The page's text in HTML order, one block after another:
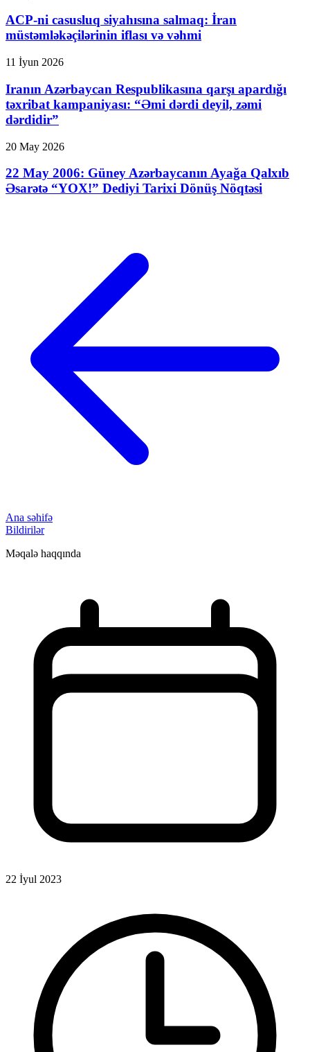
ACP-ni casusluq siyahısına salmaq: İran
müstəmləkəçilərinin iflası və vəhmi
11 İyun 2026
Iranın Azərbaycan Respublikasına qarşı apardığı
təxribat kampaniyası: “Əmi dərdi deyil, zəmi
dərdidir”
20 May 2026
22 May 2006: Güney Azərbaycanın Ayağa Qalxıb
Əsarətə “YOX!” Dediyi Tarixi Dönüş Nöqtəsi
Ana səhifə
Bildirilər
Məqalə haqqında
22 İyul 2023